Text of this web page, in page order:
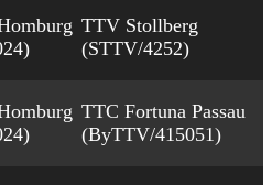
TTV Stollberg
(STTV/4252)
TTC Fortuna Passau
(ByTTV/415051)